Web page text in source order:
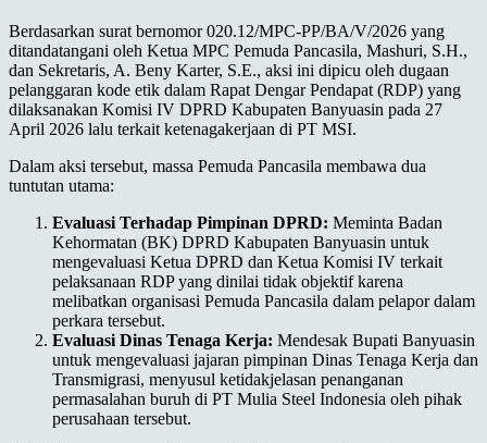
​Berdasarkan surat bernomor 020.12/MPC-PP/BA/V/2026 yang
ditandatangani oleh Ketua MPC Pemuda Pancasila, Mashuri, S.H.,
dan Sekretaris, A. Beny Karter, S.E., aksi ini dipicu oleh dugaan
pelanggaran kode etik dalam Rapat Dengar Pendapat (RDP) yang
dilaksanakan Komisi IV DPRD Kabupaten Banyuasin pada 27
April 2026 lalu terkait ketenagakerjaan di PT MSI.
​Dalam aksi tersebut, massa Pemuda Pancasila membawa dua
tuntutan utama:
Evaluasi Terhadap Pimpinan DPRD: Meminta Badan
Kehormatan (BK) DPRD Kabupaten Banyuasin untuk
mengevaluasi Ketua DPRD dan Ketua Komisi IV terkait
pelaksanaan RDP yang dinilai tidak objektif karena
melibatkan organisasi Pemuda Pancasila dalam pelapor dalam
perkara tersebut.
Evaluasi Dinas Tenaga Kerja: Mendesak Bupati Banyuasin
untuk mengevaluasi jajaran pimpinan Dinas Tenaga Kerja dan
Transmigrasi, menyusul ketidakjelasan penanganan
permasalahan buruh di PT Mulia Steel Indonesia oleh pihak
perusahaan tersebut.